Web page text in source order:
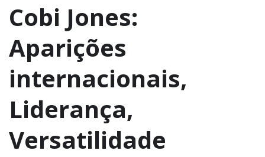
Cobi Jones:
Aparições
internacionais,
Liderança,
Versatilidade